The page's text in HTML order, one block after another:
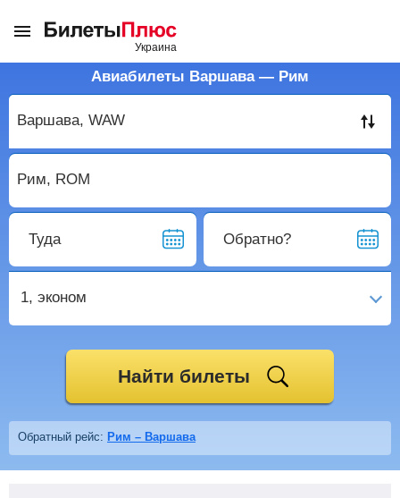
Авиабилеты Варшава — Рим
Туда Обратно?
1, эконом
Найти билеты
Обратный рейс: Рим – Варшава